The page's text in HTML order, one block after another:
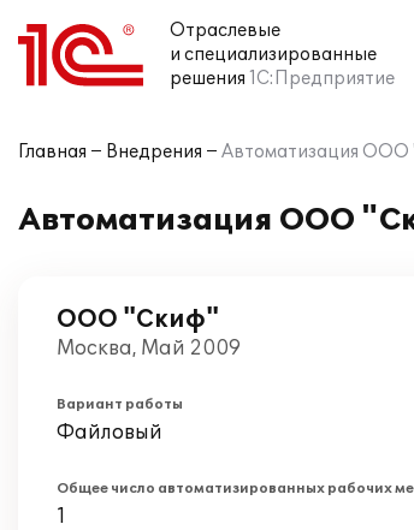
Отраслевые
и специализированные
решения 1С:Предприятие
Главная Внедрения Автоматизация ООО
Автоматизация ООО
ООО "Скиф"
Москва, Май 2009
Вариант работы
Файловый
Общее число автоматизированных рабочих
1